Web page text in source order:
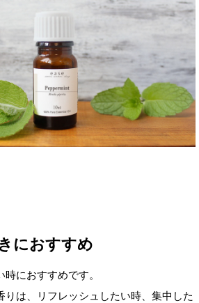
におすすめ
におすすめです。
りは、リフレッシュしたい時、集中した